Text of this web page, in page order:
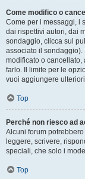
Come modifico o
Come per i messaggi, i
dai rispettivi autori, dai
sondaggio, clicca sul
associato il
modificato o cancellato,
farlo. Il limite per le
vuoi aggiungere
Top
Perché non riesco ad
Alcuni forum
leggere, scrivere,
speciali, che solo i
Top